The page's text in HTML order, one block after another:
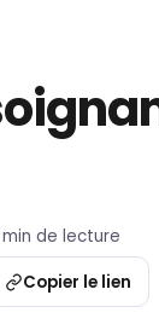
min de lecture
Copier le lien